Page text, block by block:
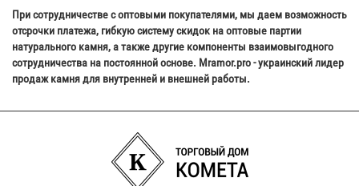
При сотрудничестве с оптовыми покупателями, мы даем возможность
отсрочки платежа, гибкую систему скидок на оптовые партии
натурального камня, а также другие компоненты взаимовыгодного
сотрудничества на постоянной основе. Mramor.pro - украинский лидер
продаж камня для внутренней и внешней работы.